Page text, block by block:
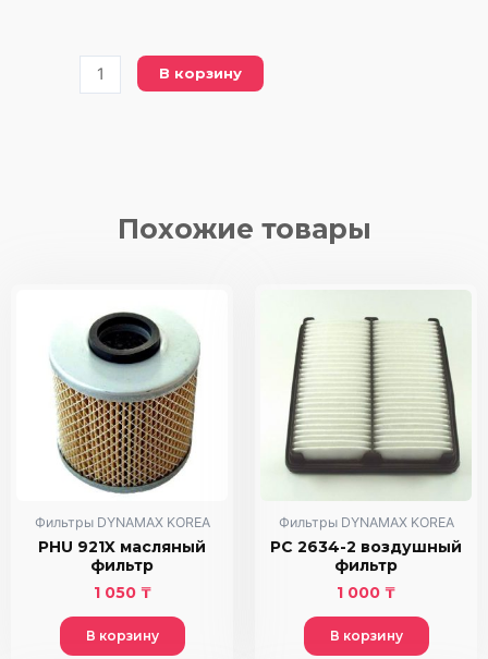
Количество
товара
В корзину
Похожие товары
Фильтры DYNAMAX KOREA
PHU 921X масляный
фильтр
1 050 ₸
В корзину
Фильтры DYNAMAX KOREA
PC 2634-2 воздушный
фильтр
1 000 ₸
В корзину